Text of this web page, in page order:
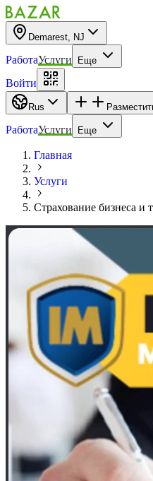
Demarest, NJ
РаботаУслуги Еще
Войти
Rus
РаботаУслуги Еще
Главная
Услуги
Страхование бизнеса